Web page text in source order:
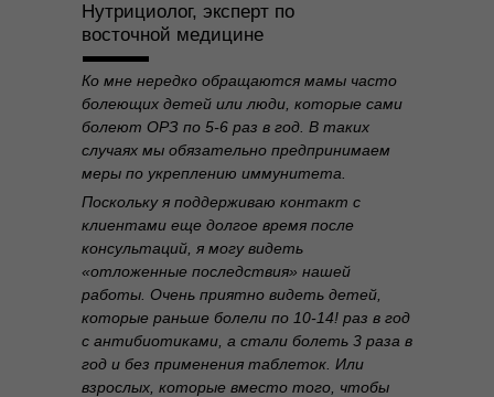
Нутрициолог, эксперт по
восточной медицине
Ко мне нередко обращаются мамы часто
болеющих детей или люди, которые сами
болеют ОРЗ по 5-6 раз в год. В таких
случаях мы обязательно предпринимаем
меры по укреплению иммунитета.
Поскольку я поддерживаю контакт с
клиентами еще долгое время после
консультаций, я могу видеть
«отложенные последствия» нашей
работы. Очень приятно видеть детей,
которые раньше болели по 10-14! раз в год
с антибиотиками, а стали болеть 3 раза в
год и без применения таблеток. Или
взрослых, которые вместо того, чтобы
© 2026 HOLISTICA.
Все тексты на сайте оригинальные,
все права защищены.
Договор публичной оферты
Положение об акциях